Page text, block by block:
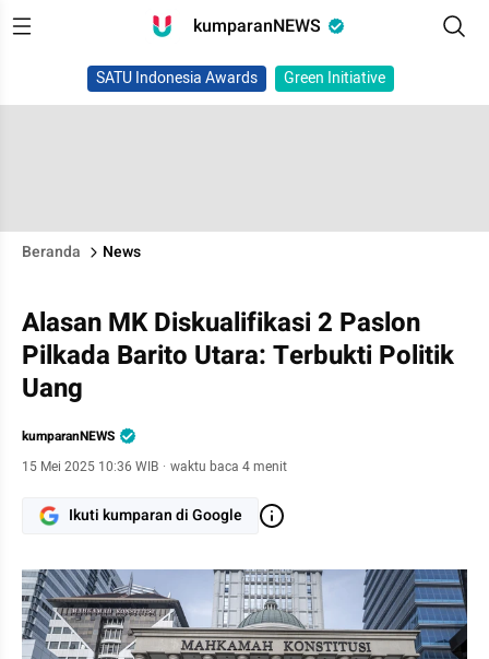
kumparanNEWS
SATU Indonesia Awards Green Initiative
Beranda News
Alasan MK Diskualifikasi 2 Paslon
Pilkada Barito Utara: Terbukti Politik
Uang
kumparanNEWS
15 Mei 2025 10:36 WIB · waktu baca 4 menit
Ikuti kumparan di Google